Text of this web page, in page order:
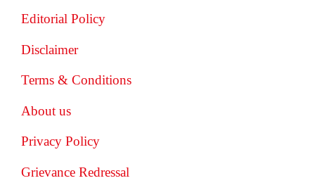
Editorial Policy
Disclaimer
Terms & Conditions
About us
Privacy Policy
Grievance Redressal